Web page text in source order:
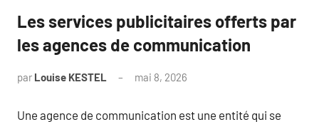
Les services publicitaires offerts par
les agences de communication
par Louise KESTEL mai 8, 2026
Une agence de communication est une entité qui se